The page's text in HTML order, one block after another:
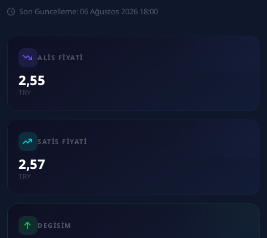
Son Guncelleme: 06 Ağustos 2026 18:00
ALIS FIYATI
2,55
TRY
SATIS FIYATI
2,57
TRY
DEGISIM